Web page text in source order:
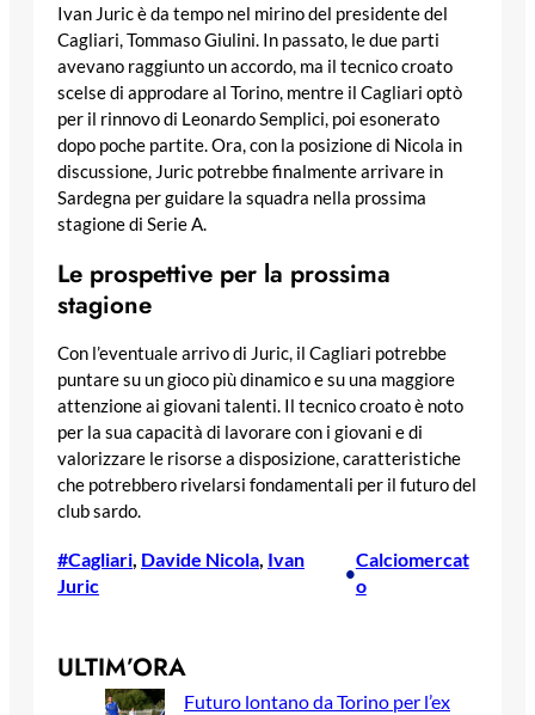
Ivan Juric è da tempo nel mirino del presidente del
Cagliari, Tommaso Giulini. In passato, le due parti
avevano raggiunto un accordo, ma il tecnico croato
scelse di approdare al Torino, mentre il Cagliari optò
per il rinnovo di Leonardo Semplici, poi esonerato
dopo poche partite. Ora, con la posizione di Nicola in
discussione, Juric potrebbe finalmente arrivare in
Sardegna per guidare la squadra nella prossima
stagione di Serie A.
Le prospettive per la prossima
stagione
Con l’eventuale arrivo di Juric, il Cagliari potrebbe
puntare su un gioco più dinamico e su una maggiore
attenzione ai giovani talenti. Il tecnico croato è noto
per la sua capacità di lavorare con i giovani e di
valorizzare le risorse a disposizione, caratteristiche
che potrebbero rivelarsi fondamentali per il futuro del
club sardo.
#Cagliari, Davide Nicola, Ivan
Juric
•
Calciomercat
o
ULTIM’ORA
Futuro lontano da Torino per l’ex